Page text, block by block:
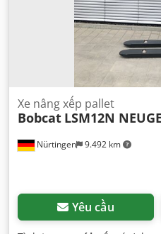
Nürtingen 9.492 km
Xe nâng xếp pallet
Bobcat LSM12N
Yêu cầu